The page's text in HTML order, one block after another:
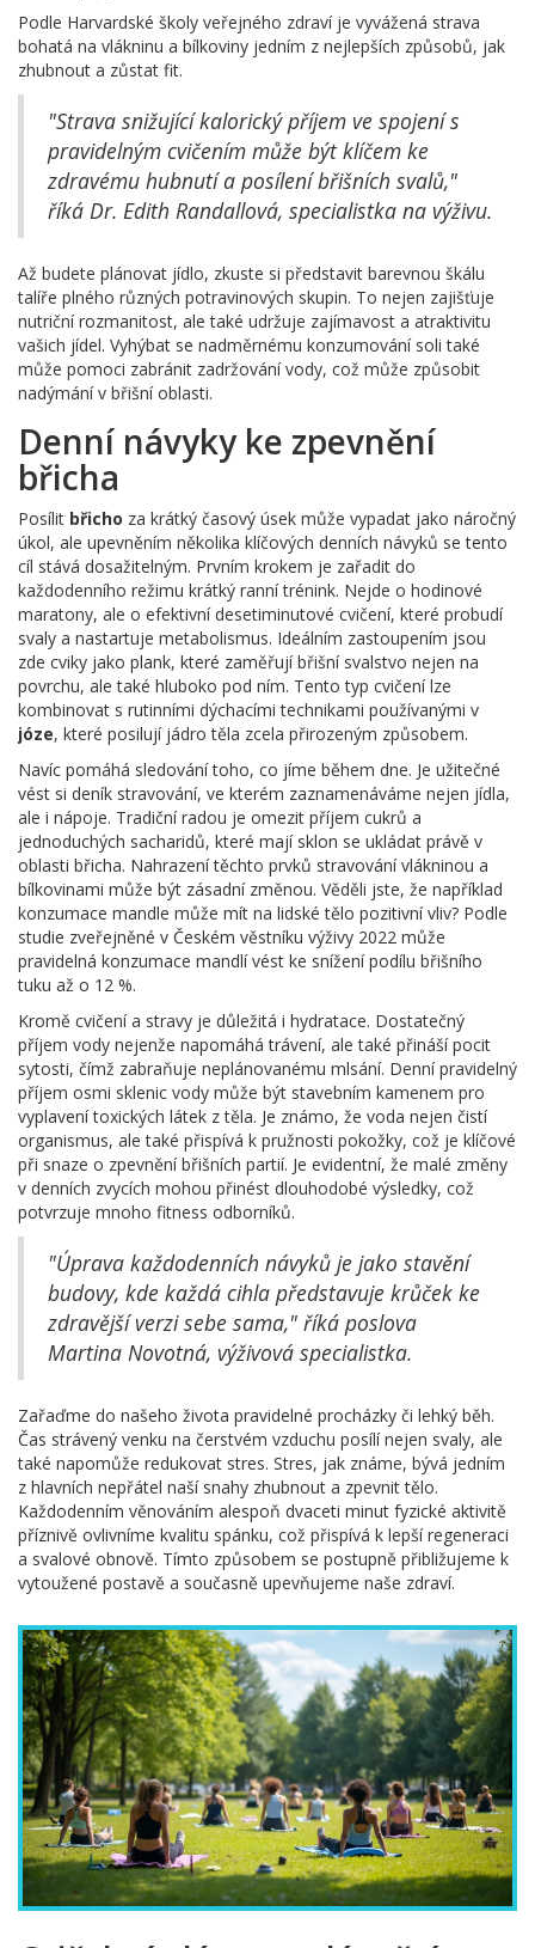
Podle Harvardské školy veřejného zdraví je vyvážená strava
bohatá na vlákninu a bílkoviny jedním z nejlepších způsobů, jak
zhubnout a zůstat fit.
"Strava snižující kalorický příjem ve spojení s
pravidelným cvičením může být klíčem ke
zdravému hubnutí a posílení břišních svalů,"
říká Dr. Edith Randallová, specialistka na výživu.
Až budete plánovat jídlo, zkuste si představit barevnou škálu
talíře plného různých potravinových skupin. To nejen zajišťuje
nutriční rozmanitost, ale také udržuje zajímavost a atraktivitu
vašich jídel. Vyhýbat se nadměrnému konzumování soli také
může pomoci zabránit zadržování vody, což může způsobit
nadýmání v břišní oblasti.
Denní návyky ke zpevnění
břicha
Posílit břicho za krátký časový úsek může vypadat jako náročný
úkol, ale upevněním několika klíčových denních návyků se tento
cíl stává dosažitelným. Prvním krokem je zařadit do
každodenního režimu krátký ranní trénink. Nejde o hodinové
maratony, ale o efektivní desetiminutové cvičení, které probudí
svaly a nastartuje metabolismus. Ideálním zastoupením jsou
zde cviky jako plank, které zaměřují břišní svalstvo nejen na
povrchu, ale také hluboko pod ním. Tento typ cvičení lze
kombinovat s rutinními dýchacími technikami používanými v
józe, které posilují jádro těla zcela přirozeným způsobem.
Navíc pomáhá sledování toho, co jíme během dne. Je užitečné
vést si deník stravování, ve kterém zaznamenáváme nejen jídla,
ale i nápoje. Tradiční radou je omezit příjem cukrů a
jednoduchých sacharidů, které mají sklon se ukládat právě v
oblasti břicha. Nahrazení těchto prvků stravování vlákninou a
bílkovinami může být zásadní změnou. Věděli jste, že například
konzumace mandle může mít na lidské tělo pozitivní vliv? Podle
studie zveřejněné v Českém věstníku výživy 2022 může
pravidelná konzumace mandlí vést ke snížení podílu břišního
tuku až o 12 %.
Kromě cvičení a stravy je důležitá i hydratace. Dostatečný
příjem vody nejenže napomáhá trávení, ale také přináší pocit
sytosti, čímž zabraňuje neplánovanému mlsání. Denní pravidelný
příjem osmi sklenic vody může být stavebním kamenem pro
vyplavení toxických látek z těla. Je známo, že voda nejen čistí
organismus, ale také přispívá k pružnosti pokožky, což je klíčové
při snaze o zpevnění břišních partií. Je evidentní, že malé změny
v denních zvycích mohou přinést dlouhodobé výsledky, což
potvrzuje mnoho fitness odborníků.
"Úprava každodenních návyků je jako stavění
budovy, kde každá cihla představuje krůček ke
zdravější verzi sebe sama," říká poslova
Martina Novotná, výživová specialistka.
Zařaďme do našeho života pravidelné procházky či lehký běh.
Čas strávený venku na čerstvém vzduchu posílí nejen svaly, ale
také napomůže redukovat stres. Stres, jak známe, bývá jedním
z hlavních nepřátel naší snahy zhubnout a zpevnit tělo.
Každodenním věnováním alespoň dvaceti minut fyzické aktivitě
příznivě ovlivníme kvalitu spánku, což přispívá k lepší regeneraci
a svalové obnově. Tímto způsobem se postupně přibližujeme k
vytoužené postavě a současně upevňujeme naše zdraví.